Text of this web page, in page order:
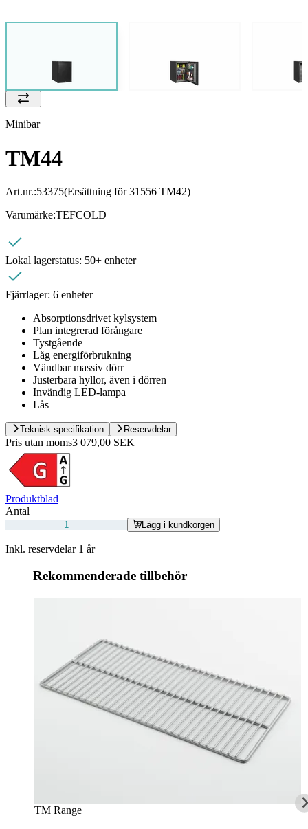
Minibar
TM44
Art.nr.:53375(Ersättning för 31556 TM42)
Varumärke:TEFCOLD
Lokal lagerstatus: 50+ enheter
Fjärrlager: 6 enheter
Absorptionsdrivet kylsystem
Plan integrerad förångare
Tystgående
Låg energiförbrukning
Vändbar massiv dörr
Justerbara hyllor, även i dörren
Invändig LED-lampa
Lås
Teknisk specifikation Reservdelar
Pris utan moms3 079,00 SEK
Produktblad
Antal
Lägg i kundkorgen
Inkl. reservdelar 1 år
Rekommenderade tillbehör
TM Range